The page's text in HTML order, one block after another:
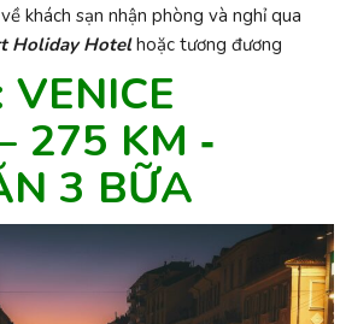
khách sạn nhận phòng và nghỉ qua
Holiday Hotel hoặc tương đương
275 KM ‐
3 BỮA